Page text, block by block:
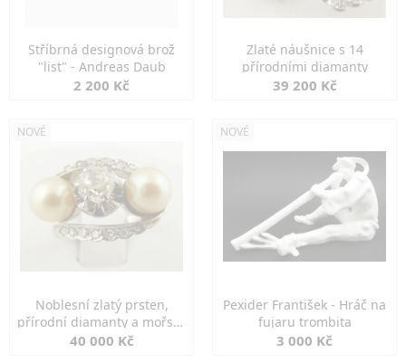
Stříbrná designová brož
"list" - Andreas Daub
2 200 Kč
Zlaté náušnice s 14
přírodními diamanty
39 200 Kč
NOVÉ
Noblesní zlatý prsten,
přírodní diamanty a mořské
perly
40 000 Kč
NOVÉ
Pexider František - Hráč na
fujaru trombita
3 000 Kč